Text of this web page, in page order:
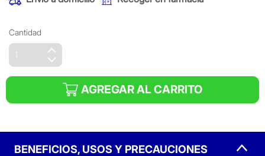
Cantidad
AGREGAR AL CARRITO
BENEFICIOS, USOS Y PRECAUCIONES